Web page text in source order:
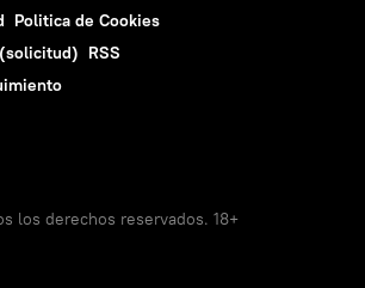
Politica de Cookies
RSS
los derechos reservados. 18+